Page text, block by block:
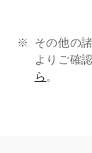
その他の
よりご確
ら 。